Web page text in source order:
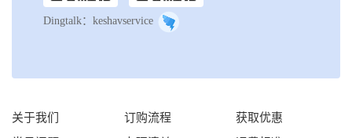
Dingtalk：keshavservice
关于我们
订购流程
获取优惠